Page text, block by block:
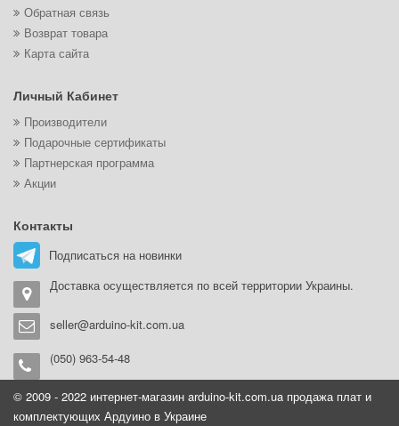
Обратная связь
Возврат товара
Карта сайта
Личный Кабинет
Производители
Подарочные сертификаты
Партнерская программа
Акции
Контакты
Подписаться на новинки
Доставка осуществляется по всей территории Украины.
seller@arduino-kit.com.ua
(050) 963-54-48
© 2009 - 2022 интернет-магазин arduino-kit.com.ua продажа плат и
комплектующих Ардуино в Украине